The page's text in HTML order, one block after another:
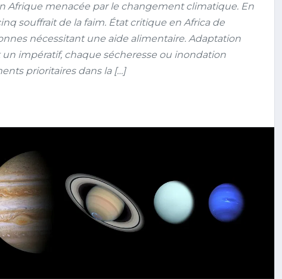
Afrique menacée par le changement climatique. En
souffrait de la faim. État critique en Africa de
nécessitant une aide alimentaire. Adaptation
impératif, chaque sécheresse ou inondation
prioritaires dans la […]